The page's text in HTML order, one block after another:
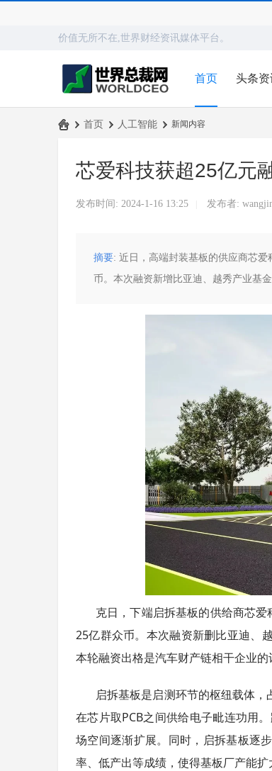
价值无所不在,世界财经资讯媒体平台。
首页 头条资
› 首页 › 人工智能 › 新闻内容
芯爱科技获超25亿元
发布时间: 2024-1-16 13:25 发布者:
摘要: 近日，高端封装基板的供应商芯
币。本次融资新增比亚迪、越秀产业基
克日，下端启拆基板的供给商芯
25亿群众币。本次融资新删比亚迪、
本轮融资出格是汽车财产链相干企业
启拆基板是启测环节的枢纽载体
在芯片取PCB之间供给电子毗连功用
场空间逐渐扩展。同时，启拆基板逐
率、低产出等成绩，使得基板厂产能扩